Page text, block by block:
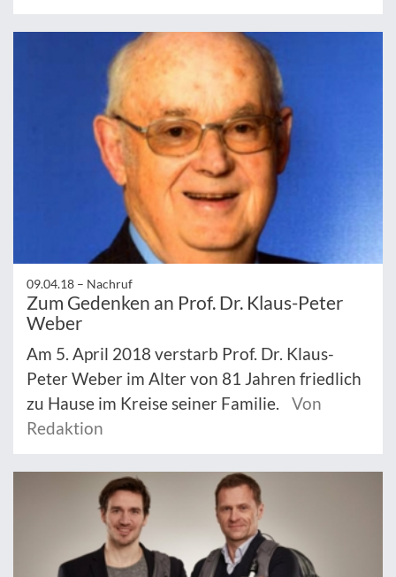
09.04.18 – Nachruf
Zum Gedenken an Prof. Dr. Klaus-Peter
Weber
Am 5. April 2018 verstarb Prof. Dr. Klaus-
Peter Weber im Alter von 81 Jahren friedlich
zu Hause im Kreise seiner Familie.
Von
Redaktion